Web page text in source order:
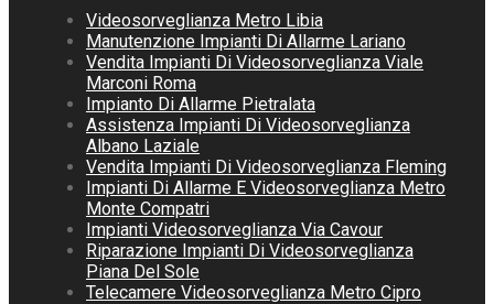
Videosorveglianza Metro Libia
Manutenzione Impianti Di Allarme Lariano
Vendita Impianti Di Videosorveglianza Viale
Marconi Roma
Impianto Di Allarme Pietralata
Assistenza Impianti Di Videosorveglianza
Albano Laziale
Vendita Impianti Di Videosorveglianza Fleming
Impianti Di Allarme E Videosorveglianza Metro
Monte Compatri
Impianti Videosorveglianza Via Cavour
Riparazione Impianti Di Videosorveglianza
Piana Del Sole
Telecamere Videosorveglianza Metro Cipro